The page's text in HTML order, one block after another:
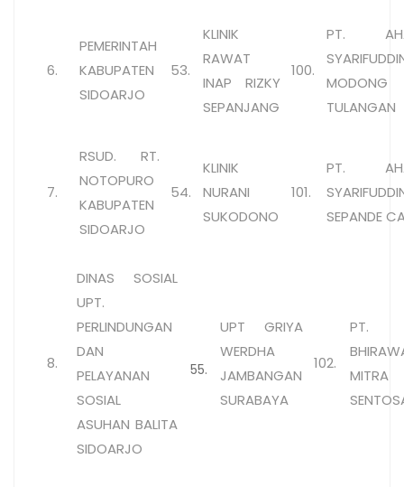
6.
PEMERINTAH
KABUPATEN
SIDOARJO
53.
KLINIK
RAWAT
INAP RIZKY
SEPANJANG
100.
PT.
MODONG
TULANGAN
7.
RSUD. RT.
NOTOPURO
KABUPATEN
SIDOARJO
54.
KLINIK
NURANI
SUKODONO
101.
PT.
SEPANDE
8.
DINAS SOSIAL
UPT.
PERLINDUNGAN
DAN
PELAYANAN
SOSIAL
ASUHAN BALITA
SIDOARJO
55.
UPT GRIYA
WERDHA
JAMBANGAN
SURABAYA
102.
PT.
MITRA